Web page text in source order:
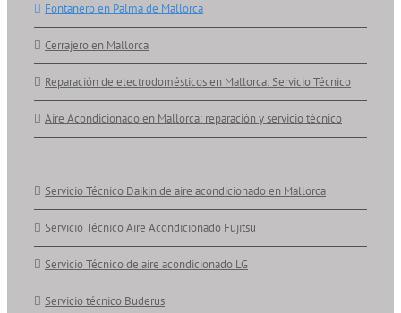
Fontanero en Palma de Mallorca
Cerrajero en Mallorca
Reparación de electrodomésticos en Mallorca: Servicio Técnico
Aire Acondicionado en Mallorca: reparación y servicio técnico
Servicio Técnico Daikin de aire acondicionado en Mallorca
Servicio Técnico Aire Acondicionado Fujitsu
Servicio Técnico de aire acondicionado LG
Servicio técnico Buderus